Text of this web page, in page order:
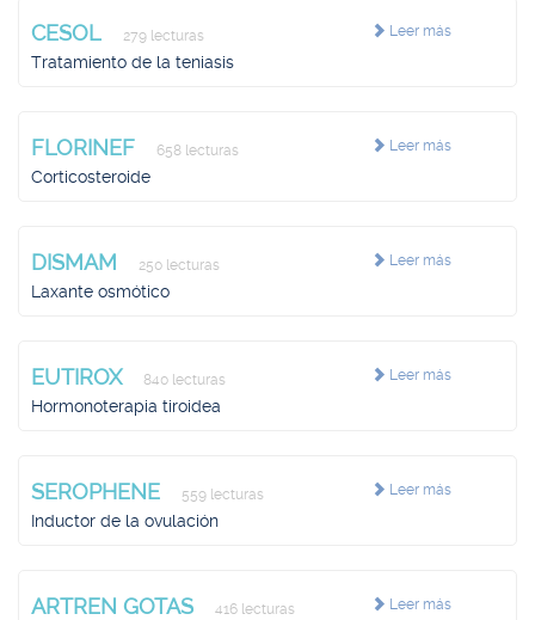
Leer más
CESOL 279 lecturas
Tratamiento de la teniasis
Leer más
FLORINEF 658 lecturas
Corticosteroide
Leer más
DISMAM 250 lecturas
Laxante osmótico
Leer más
EUTIROX 840 lecturas
Hormonoterapia tiroidea
Leer más
SEROPHENE 559 lecturas
Inductor de la ovulación
Leer más
ARTREN GOTAS 416 lecturas